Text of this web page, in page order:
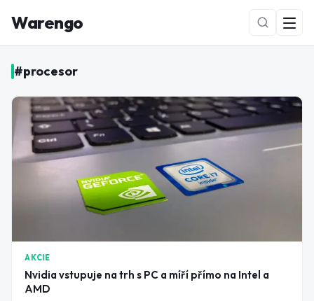
Warengo
NOVÉ
#procesor
AKCIE
Nvidia vstupuje na trh s PC a míří přímo na Intel a
AMD